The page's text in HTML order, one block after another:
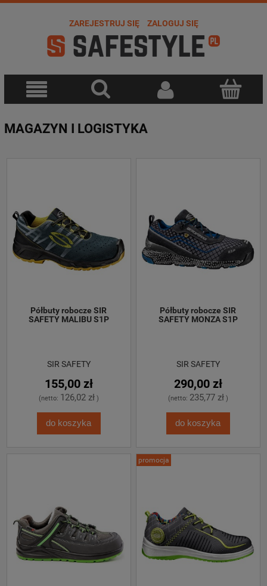
ZAREJESTRUJ SIĘ ZALOGUJ SIĘ
MAGAZYN I LOGISTYKA
SAFETY MALIBU S1P
SIR SAFETY
155,00 zł
(netto: 126,02 zł)
do koszyka
SAFETY MONZA S1P
SIR SAFETY
290,00 zł
(netto: 235,77 zł)
do koszyka
promocja